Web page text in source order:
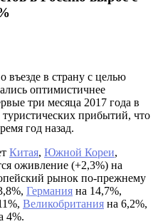
о въезде в страну с целью
оптимистичнее
три месяца 2017 года в
прибытий, что
год назад.
Китая, Южной Кореи,
оживление (+2,3%) на
рынок по-прежнему
Германия на 14,7%,
Великобритания на 6,2%,
4%.